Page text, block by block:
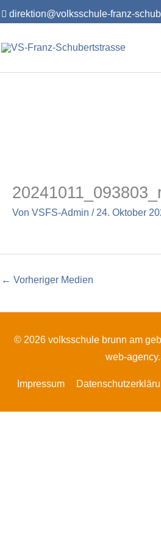
Inhalt
direktion@volksschule-franz-
Von VSFS-Admin / 24. Oktober
← Vorheriger Medien
© 2026 volksschule brunn am
web-
Impressum